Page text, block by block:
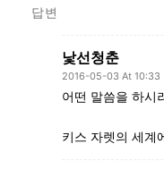
답변
낯선청춘
2016-05-03 At 10:33
어떤 말씀을 하시
키스 자렛의 세계